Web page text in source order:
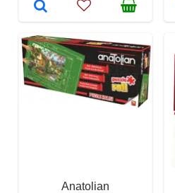
Anatolian